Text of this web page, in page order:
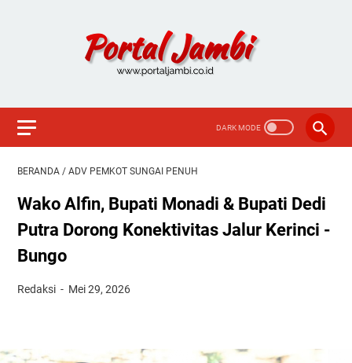
BERANDA / ADV PEMKOT SUNGAI PENUH
Wako Alfin, Bupati Monadi & Bupati Dedi
Putra Dorong Konektivitas Jalur Kerinci -
Bungo
Redaksi Mei 29, 2026